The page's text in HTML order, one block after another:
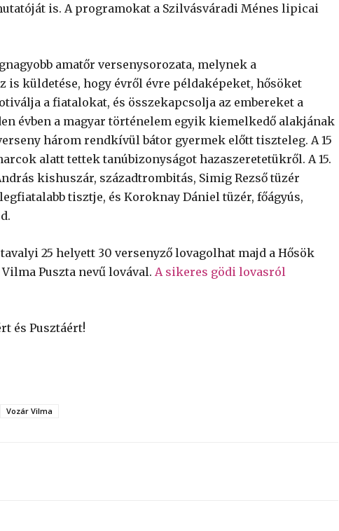
is. A programokat a Szilvásváradi Ménes lipicai
amatőr versenysorozata, melynek a
is küldetése, hogy évről évre példaképeket, hősöket
a fiatalokat, és összekapcsolja az embereket a
évben a magyar történelem egyik kiemelkedő alakjának
három rendkívül bátor gyermek előtt tiszteleg. A 15
alatt tettek tanúbizonyságot hazaszeretetükről. A 15.
kishuszár, századtrombitás, Simig Rezső tüzér
tisztje, és Koroknay Dániel tüzér, főágyús,
25 helyett 30 versenyző lovagolhat majd a Hősök
Puszta nevű lovával. A sikeres gödi lovasról
és Pusztáért!
Vozár Vilma